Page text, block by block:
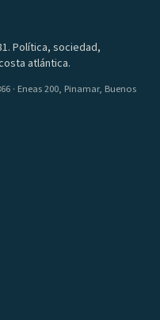
Política, sociedad,
atlántica.
· Eneas 200, Pinamar, Buenos